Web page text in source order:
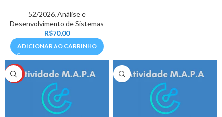
52/2026, Análise e
Desenvolvimento de Sistemas
R$70,00
ADICIONAR AO CARRINHO
HOT